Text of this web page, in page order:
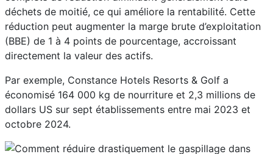
déchets de moitié, ce qui améliore la rentabilité. Cette
réduction peut augmenter la marge brute d’exploitation
(BBE) de 1 à 4 points de pourcentage, accroissant
directement la valeur des actifs.
Par exemple, Constance Hotels Resorts & Golf a
économisé 164 000 kg de nourriture et 2,3 millions de
dollars US sur sept établissements entre mai 2023 et
octobre 2024.